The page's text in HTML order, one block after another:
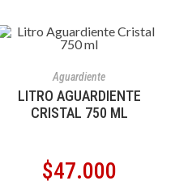
Aguardiente
LITRO AGUARDIENTE
CRISTAL 750 ML
$47.000